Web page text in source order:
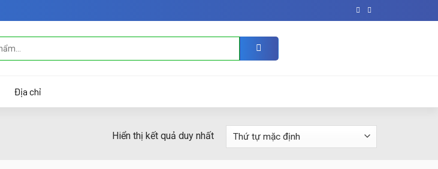
Địa chỉ
Hiển thị kết quả duy nhất